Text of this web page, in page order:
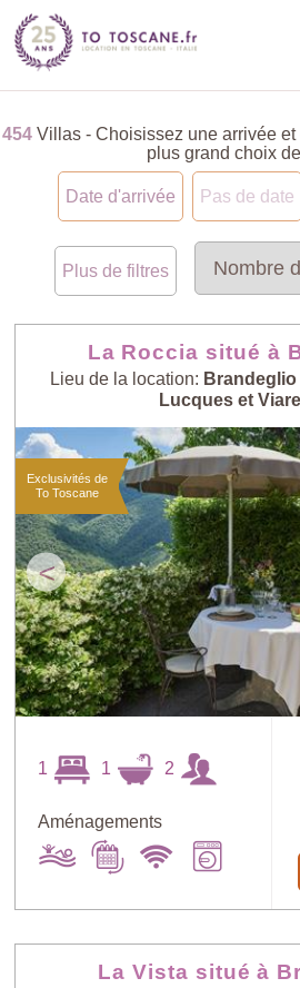
454Villas - Choisissez une arrivée et
plus grand choix
Date d'arrivée Pas de date
Plus de filtres
La Roccia situé à
Lieu de la location:
Lucques et
<
Exclusivités de
To Toscane
1 1 2
Aménagements
La Vista situé à